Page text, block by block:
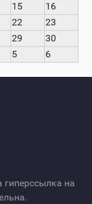
15
16
22
23
29
30
5 6
гиперссылка на